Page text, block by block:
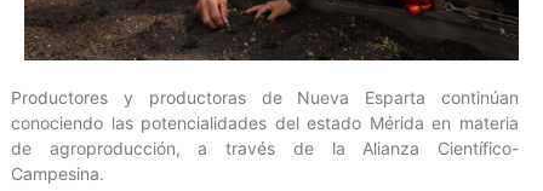
Productores y productoras de Nueva Esparta continúan
conociendo las potencialidades del estado Mérida en materia
de agroproducción, a través de la Alianza Científico-
Campesina.